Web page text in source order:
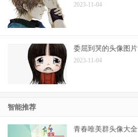
2023-11-04
委屈到哭的头像图片
2023-11-04
智能推荐
青春唯美群头像大全